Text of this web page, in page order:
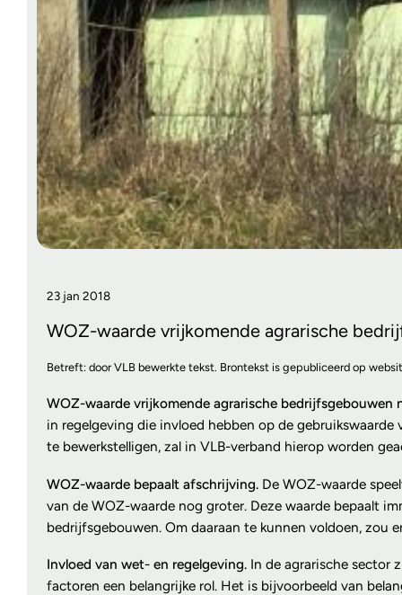
23 jan 2018
WOZ-waarde vrijkomende agrarische
Betreft: door VLB bewerkte tekst. Brontekst is gepubliceerd op
WOZ-waarde vrijkomende agrarische bedrijfsgebouwen
in regelgeving die invloed hebben op de
te bewerkstelligen, zal in VLB-verband hierop worden
WOZ-waarde bepaalt afschrijving. De WOZ-waarde
van de WOZ-waarde nog groter. Deze waarde bepaalt
bedrijfsgebouwen. Om daaraan te kunnen voldoen, zou
Invloed van wet- en regelgeving. In de agrarische sector
factoren een belangrijke rol. Het is bijvoorbeeld van